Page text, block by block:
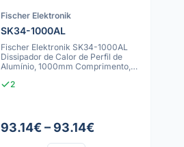
Fischer Elektronik
SK34-1000AL
Fischer Elektronik SK34-1000AL
Dissipador de Calor de Perfil de
Alumínio, 1000mm Comprimento,
2
93.14€ – 93.14€